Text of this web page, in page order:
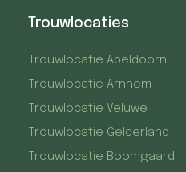
Trouwlocaties
Trouwlocatie Apeldoorn
Trouwlocatie Arnhem
Trouwlocatie Veluwe
Trouwlocatie Gelderland
Trouwlocatie Boomgaard